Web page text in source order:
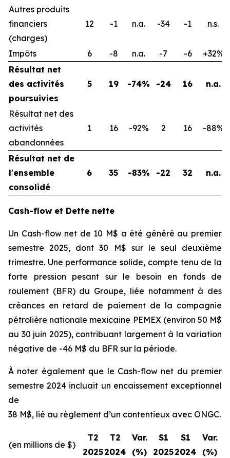
Autres produits
financiers
(charges)
12 -1 n.a. -34 -1 n.s.
Impôts 6 -8 n.a. -7 -6
+32%
Résultat net
des activités
poursuivies
5 19 -74% -24 16 n.a.
Résultat net des
activités
abandonnées
1 16 -92% 2 16 -88%
Résultat net de
l'ensemble
consolidé
6 35 -83% -22 32 n.a.
Cash-flow et Dette nette
Un Cash-flow net de 10 M$ a été généré au premier
semestre 2025, dont 30 M$ sur le seul deuxième
trimestre. Une performance solide, compte tenu de la
forte pression pesant sur le besoin en fonds de
roulement (BFR) du Groupe, liée notamment à des
créances en retard de paiement de la compagnie
pétrolière nationale mexicaine PEMEX (environ 50 M$
au 30 juin 2025), contribuant largement à la variation
négative de -46 M$ du BFR sur la période.
À noter également que le Cash-flow net du premier
semestre 2024 incluait un encaissement exceptionnel
de
38 M$, lié au règlement d’un contentieux avec ONGC.
(en millions de $)
T2
2025
T2
2024
Var.
(%)
S1
2025
S1
2024
Var.
(%)